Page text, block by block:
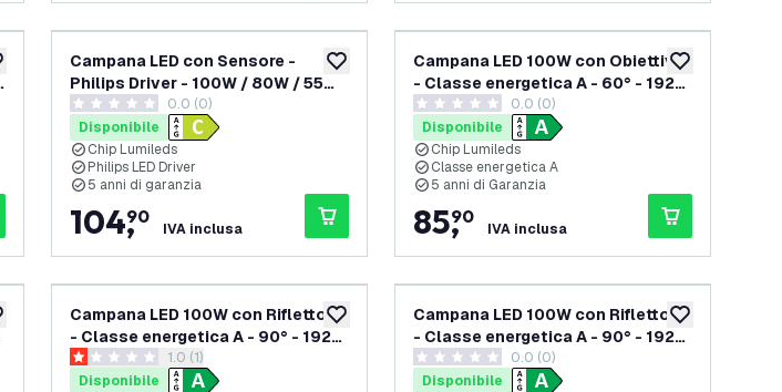
alla lista desideri aggiungi alla lista desideri
Campana LED con Sensore -
Philips Driver - 100W / 80W / 55W
- 120° - 175lm/W - 6500K - IP65 -
Dimmerabile - 5 anni di garanzia
0 stelle di valutazione
0.0 (0)
Disponibile
Chip Lumileds
Philips LED Driver
5 anni di garanzia
104,
90
IVA inclusa
aggiungi alla
Campana LED 100W con Obiettivo
- Classe energetica A - 60° - 192
Lm/W - 6000K - IP65 -
Dimmerabile
0 stelle di valutazione
0.0 (0)
Disponibile
Chip Lumileds
Classe energetica A
5 anni di Garanzia
85,
90
IVA inclusa
alla lista desideri aggiungi alla lista desideri
Campana LED 100W con Riflettore
- Classe energetica A - 90° - 192
Lm/W - 6000K - IP65 -
Dimmerabile
apri il cassetto delle recensioni
1 stelle di valutazione
1.0 (1)
Disponibile
aggiungi alla
Campana LED 100W con Riflettore
- Classe energetica A - 90° - 192
Lm/W - 4000K - IP65 -
Dimmerabile
0 stelle di valutazione
0.0 (0)
Disponibile